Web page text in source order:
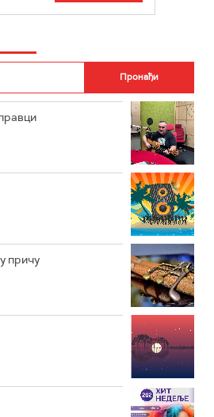
РАДИО РОКЕНРОЛЕР
РАДИО ЏЕЗЕР
ИНФО
причу